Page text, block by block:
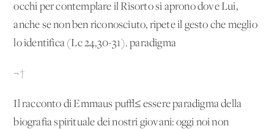
occhi per contemplare il Risorto si aprono dove Lui,
anche se non ben riconosciuto, ripete il gesto che meglio
lo identifica (Lc 24,30-31). paradigma
¬†
Il racconto di Emmaus pu√≤ essere paradigma della
biografia spirituale dei nostri giovani: oggi noi non